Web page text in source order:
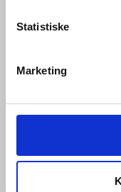
cookies. Ved at
tredjeparts cookies,
Hvis du accepterer
ovenfor nævnte
og fra nedenfor. Til
dit samtykke, hvis
Statistiske
Marketing